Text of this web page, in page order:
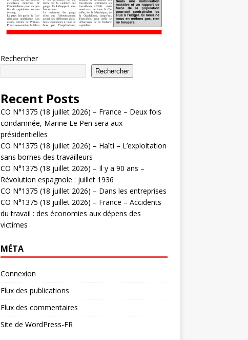
Rechercher
Rechercher
Recent Posts
CO N°1375 (18 juillet 2026) – France – Deux fois
condamnée, Marine Le Pen sera aux
présidentielles
CO N°1375 (18 juillet 2026) – Haïti – L’exploitation
sans bornes des travailleurs
CO N°1375 (18 juillet 2026) – Il y a 90 ans –
Révolution espagnole : juillet 1936
CO N°1375 (18 juillet 2026) – Dans les entreprises
CO N°1375 (18 juillet 2026) – France – Accidents
du travail : des économies aux dépens des
victimes
MÉTA
Connexion
Flux des publications
Flux des commentaires
Site de WordPress-FR